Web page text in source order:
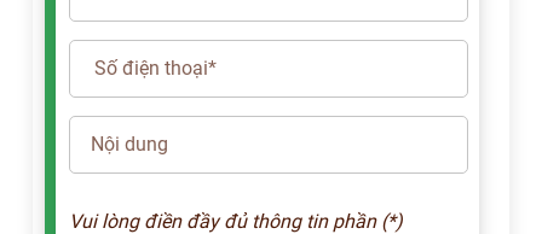
Vui lòng điền đầy đủ thông tin phần (*)